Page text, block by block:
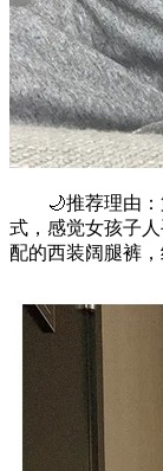
🌙推荐理由：
式，感觉女孩子
配的西装阔腿裤